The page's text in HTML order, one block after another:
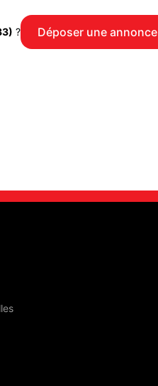
? Déposer une annonce